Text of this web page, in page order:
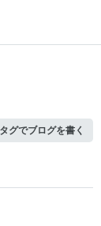
グでブログを書く